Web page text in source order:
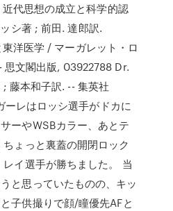
代思想の成立と科学的認
シ著 ; 前田. 達郎訳.
洋医学 / マーガレット・ロ
思文閣出版, 03922788 Dr.
藤本和子訳. -- 集英社
レはロッシ選手がドカに
ーやWSBカラー、あとテ
ょっと裏蓋の開閉ロック
イ選手が勝ちました。 当
と思っていたものの、キッ
子供撮りで顔/瞳優先AFと